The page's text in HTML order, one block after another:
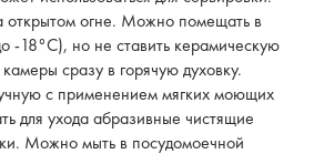
открытом огне. Можно помещать в
-18°C), но не ставить керамическую
сразу в горячую духовку.
с применением мягких моющих
для ухода абразивные чистящие
Можно мыть в посудомоечной